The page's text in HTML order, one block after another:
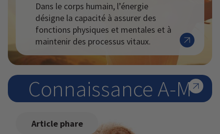
Dans le corps humain, l’énergie
désigne la capacité à assurer des
fonctions physiques et mentales et à
maintenir des processus vitaux.
Connaissance A-M
Article phare